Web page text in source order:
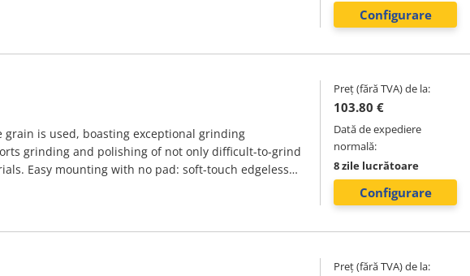
Configurare
grain is used, boasting exceptional grinding
grinding and polishing of not only difficult-to-grind
Easy mounting with no pad: soft-touch edgeless
Preț (fără TVA) de la:
103.80 €
Dată de expediere
normală:
8 zile lucrătoare
Configurare
Preț (fără TVA) de la: